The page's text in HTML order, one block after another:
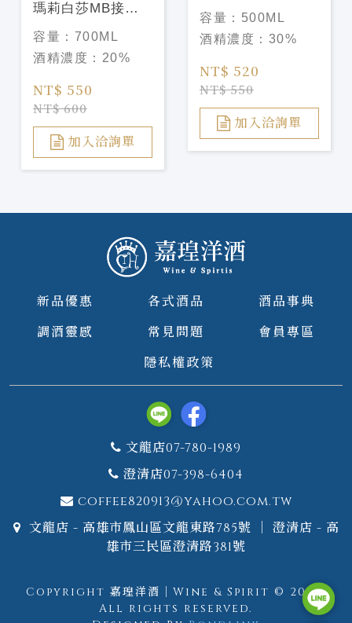
瑪莉白莎MB接骨
木花香甜酒 Marie
Brizard
Elderflower
Liqueu
容量： 700ML
酒精濃度： 20%
NT$ 550
NT$ 600
加入洽詢單
花香甜酒 Marie
Brizard Jasmin
Liqueu
容量： 500ML
酒精濃度： 30%
NT$ 520
NT$ 550
加入洽詢單
新品優惠 各式酒品
酒品事典
調酒靈感
常見問題
會員專區
隱私權政策
文龍店07-780-1989
澄清店07-398-6404
coffee820913@yahoo.com.tw
文龍店 - 高雄市鳳山區文龍東路785號 ｜ 澄清店 - 高
雄市三民區澄清路381號
Copyright 嘉瑝洋酒｜Wine & Spirit © 2026.
All rights reserved.